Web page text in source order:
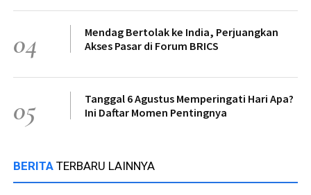
04
Mendag Bertolak ke India, Perjuangkan
Akses Pasar di Forum BRICS
05
Tanggal 6 Agustus Memperingati Hari Apa?
Ini Daftar Momen Pentingnya
BERITA TERBARU LAINNYA